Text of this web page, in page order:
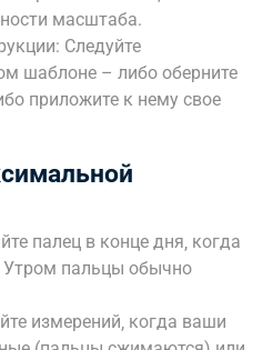
масштаба.
Следуйте
шаблоне – либо оберните
приложите к нему свое
палец в конце дня‚ когда
Утром пальцы обычно
измерений‚ когда ваши